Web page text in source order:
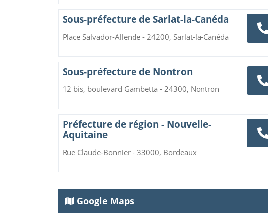
Sous-préfecture de Sarlat-la-Canéda
Place Salvador-Allende - 24200, Sarlat-la-Canéda
Sous-préfecture de Nontron
12 bis, boulevard Gambetta - 24300, Nontron
Préfecture de région - Nouvelle-
Aquitaine
Rue Claude-Bonnier - 33000, Bordeaux
Google Maps